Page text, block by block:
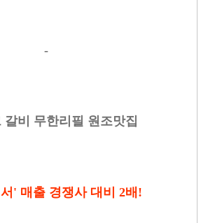
-
갈비 무한리필 원조맛집
' 매출 경쟁사 대비 2배!